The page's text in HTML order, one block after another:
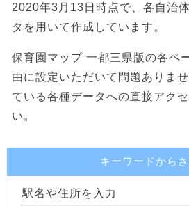
2020年3月13日時点で、各自治
タを用いて作成しています。
保育園マップ 一都三県版の各ペ
由に設定いただいて問題ありま
ている各種データへの直接アク
い。
キーワードから
駅名や住所を入力